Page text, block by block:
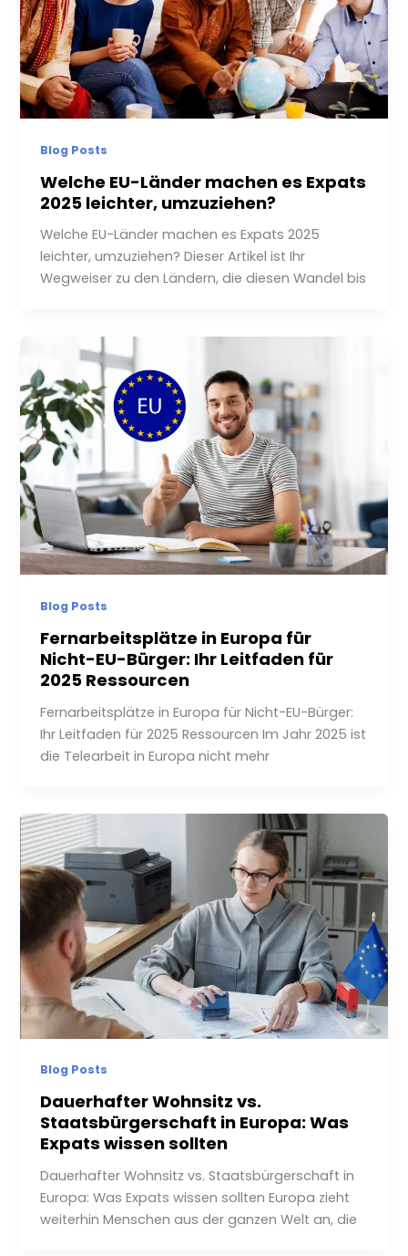
Blog Posts
Welche EU-Länder machen es Expats
2025 leichter, umzuziehen?
Welche EU-Länder machen es Expats 2025
leichter, umzuziehen? Dieser Artikel ist Ihr
Wegweiser zu den Ländern, die diesen Wandel bis
Blog Posts
Fernarbeitsplätze in Europa für
Nicht-EU-Bürger: Ihr Leitfaden für
2025 Ressourcen
Fernarbeitsplätze in Europa für Nicht-EU-Bürger:
Ihr Leitfaden für 2025 Ressourcen Im Jahr 2025 ist
die Telearbeit in Europa nicht mehr
Blog Posts
Dauerhafter Wohnsitz vs.
Staatsbürgerschaft in Europa: Was
Expats wissen sollten
Dauerhafter Wohnsitz vs. Staatsbürgerschaft in
Europa: Was Expats wissen sollten Europa zieht
weiterhin Menschen aus der ganzen Welt an, die